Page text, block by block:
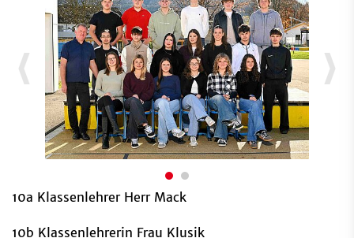
10a Klassenlehrer Herr Mack
10b Klassenlehrerin Frau Klusik